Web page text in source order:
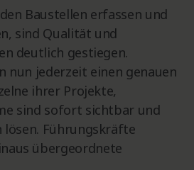
Baustellen erfassen und
sind Qualität und
deutlich gestiegen.
nun jederzeit einen genauen
ihrer Projekte,
sind sofort sichtbar und
lösen. Führungskräfte
übergeordnete